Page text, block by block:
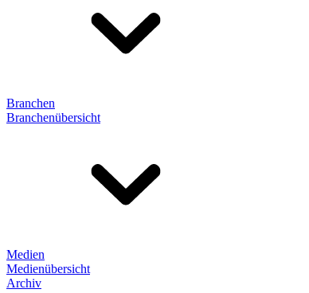
Branchen
Branchenübersicht
Medien
Medienübersicht
Archiv